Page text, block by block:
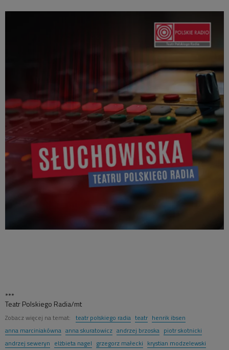
***
Teatr Polskiego Radia/mt
Zobacz więcej na temat: teatr polskiego radia teatr henrik ibsen
anna marciniakówna anna skuratowicz andrzej brzoska piotr skotnicki
andrzej seweryn elżbieta nagel grzegorz małecki krystian modzelewski